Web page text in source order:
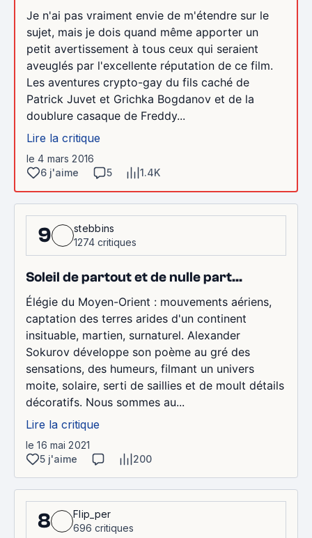
Je n'ai pas vraiment envie de m'étendre sur le
sujet, mais je dois quand même apporter un
petit avertissement à tous ceux qui seraient
aveuglés par l'excellente réputation de ce film.
Les aventures crypto-gay du fils caché de
Patrick Juvet et Grichka Bogdanov et de la
doublure casaque de Freddy...
Lire la critique
le 4 mars 2016
6 j'aime
5 1.4K
9
stebbins
1274 critiques
Soleil de partout et de nulle part...
Élégie du Moyen-Orient : mouvements aériens,
captation des terres arides d'un continent
insituable, martien, surnaturel. Alexander
Sokurov développe son poème au gré des
sensations, des humeurs, filmant un univers
moite, solaire, serti de saillies et de moult détails
décoratifs. Nous sommes au...
Lire la critique
le 16 mai 2021
5 j'aime
200
8
Flip_per
696 critiques